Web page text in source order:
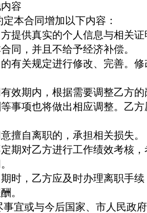
容
本合同增加以下内容：
提供真实的个人信息与相关证
同，并且不给予经济补偿。
有关规定进行修改、完善。
效期内，根据需要调整乙方
事项也将做出相应调整。乙
擅自离职的，承担相关损失。
期对乙方进行工作绩效考核
时，乙方应及时办理离职手
。
事宜或与今后国家、市人民政